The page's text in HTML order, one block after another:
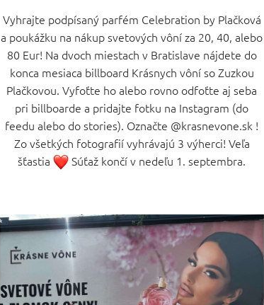
Vyhrajte podpísaný parfém Celebration by Plačková
a poukážku na nákup svetových vôní za 20, 40, alebo
80 Eur! Na dvoch miestach v Bratislave nájdete do
konca mesiaca billboard Krásnych vôní so Zuzkou
Plačkovou. Vyfoťte ho alebo rovno odfoťte aj seba
pri billboarde a pridajte fotku na Instagram (do
feedu alebo do stories). Označte @krasnevone.sk !
Zo všetkých fotografií vyhrávajú 3 výherci! Veľa
šťastia
Súťaž končí v nedeľu 1. septembra.